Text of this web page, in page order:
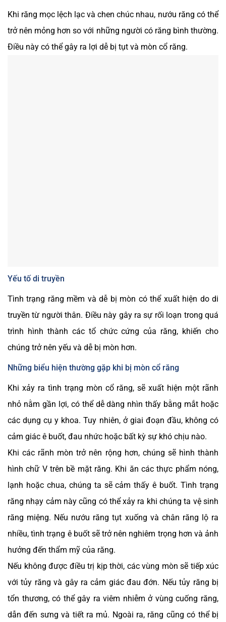
Khi răng mọc lệch lạc và chen chúc nhau, nướu răng có thể
trở nên mỏng hơn so với những người có răng bình thường.
Điều này có thể gây ra lợi dễ bị tụt và mòn cổ răng.
Yếu tố di truyền
Tình trạng răng mềm và dễ bị mòn có thể xuất hiện do di
truyền từ người thân. Điều này gây ra sự rối loạn trong quá
trình hình thành các tổ chức cứng của răng, khiến cho
chúng trở nên yếu và dễ bị mòn hơn.
Những biểu hiện thường gặp khi bị mòn cổ răng
Khi xảy ra tình trạng mòn cổ răng, sẽ xuất hiện một rãnh
nhỏ nằm gần lợi, có thể dễ dàng nhìn thấy bằng mắt hoặc
các dụng cụ y khoa. Tuy nhiên, ở giai đoạn đầu, không có
cảm giác ê buốt, đau nhức hoặc bất kỳ sự khó chịu nào.
Khi các rãnh mòn trở nên rộng hơn, chúng sẽ hình thành
hình chữ V trên bề mặt răng. Khi ăn các thực phẩm nóng,
lạnh hoặc chua, chúng ta sẽ cảm thấy ê buốt. Tình trạng
răng nhạy cảm này cũng có thể xảy ra khi chúng ta vệ sinh
răng miệng. Nếu nướu răng tụt xuống và chân răng lộ ra
nhiều, tình trạng ê buốt sẽ trở nên nghiêm trọng hơn và ảnh
hưởng đến thẩm mỹ của răng.
Nếu không được điều trị kịp thời, các vùng mòn sẽ tiếp xúc
với tủy răng và gây ra cảm giác đau đớn. Nếu tủy răng bị
tổn thương, có thể gây ra viêm nhiễm ở vùng cuống răng,
dẫn đến sưng và tiết ra mủ. Ngoài ra, răng cũng có thể bị